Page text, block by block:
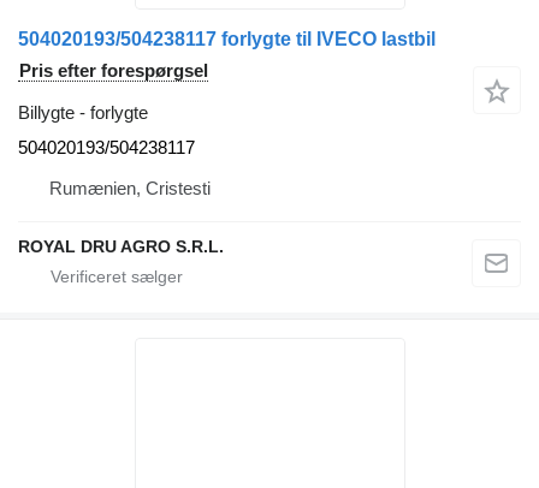
504020193/504238117 forlygte til IVECO lastbil
Pris efter forespørgsel
Billygte - forlygte
504020193/504238117
Rumænien, Cristesti
ROYAL DRU AGRO S.R.L.